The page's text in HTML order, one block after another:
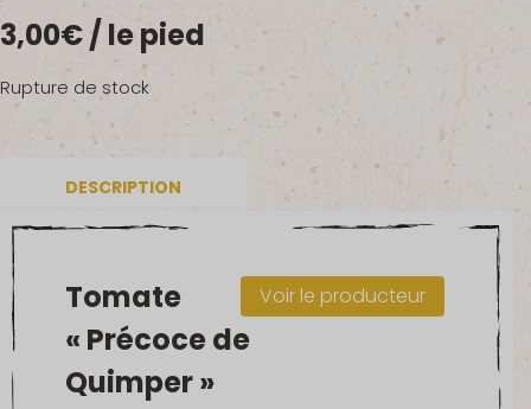
NOS MARCHÉS
3,00€/ le pied
Rupture de stock
DESCRIPTION
Voir le producteur
Tomate
« Précoce de
Quimper »